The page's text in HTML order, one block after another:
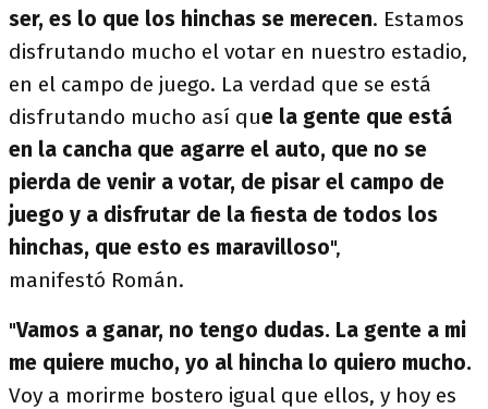
ser, es lo que los hinchas se merecen. Estamos
disfrutando mucho el votar en nuestro estadio,
en el campo de juego. La verdad que se está
disfrutando mucho así que la gente que está
en la cancha que agarre el auto, que no se
pierda de venir a votar, de pisar el campo de
juego y a disfrutar de la fiesta de todos los
hinchas, que esto es maravilloso",
manifestó Román.
"Vamos a ganar, no tengo dudas. La gente a mi
me quiere mucho, yo al hincha lo quiero mucho.
Voy a morirme bostero igual que ellos, y hoy es